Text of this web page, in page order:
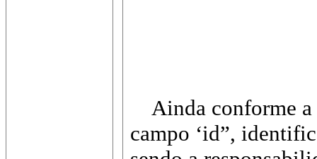
Ainda conforme a
campo ‘id”,